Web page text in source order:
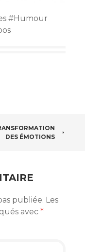
#Humour
DES ÉMOTIONS
publiée. Les
avec *